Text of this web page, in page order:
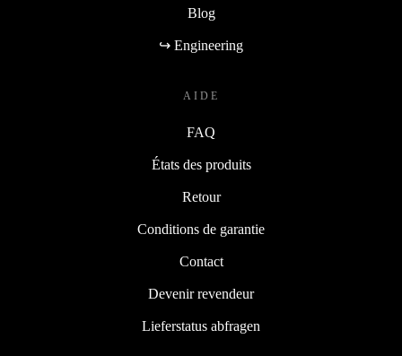
Blog
↪ Engineering
AIDE
FAQ
États des produits
Retour
Conditions de garantie
Contact
Devenir revendeur
Lieferstatus abfragen